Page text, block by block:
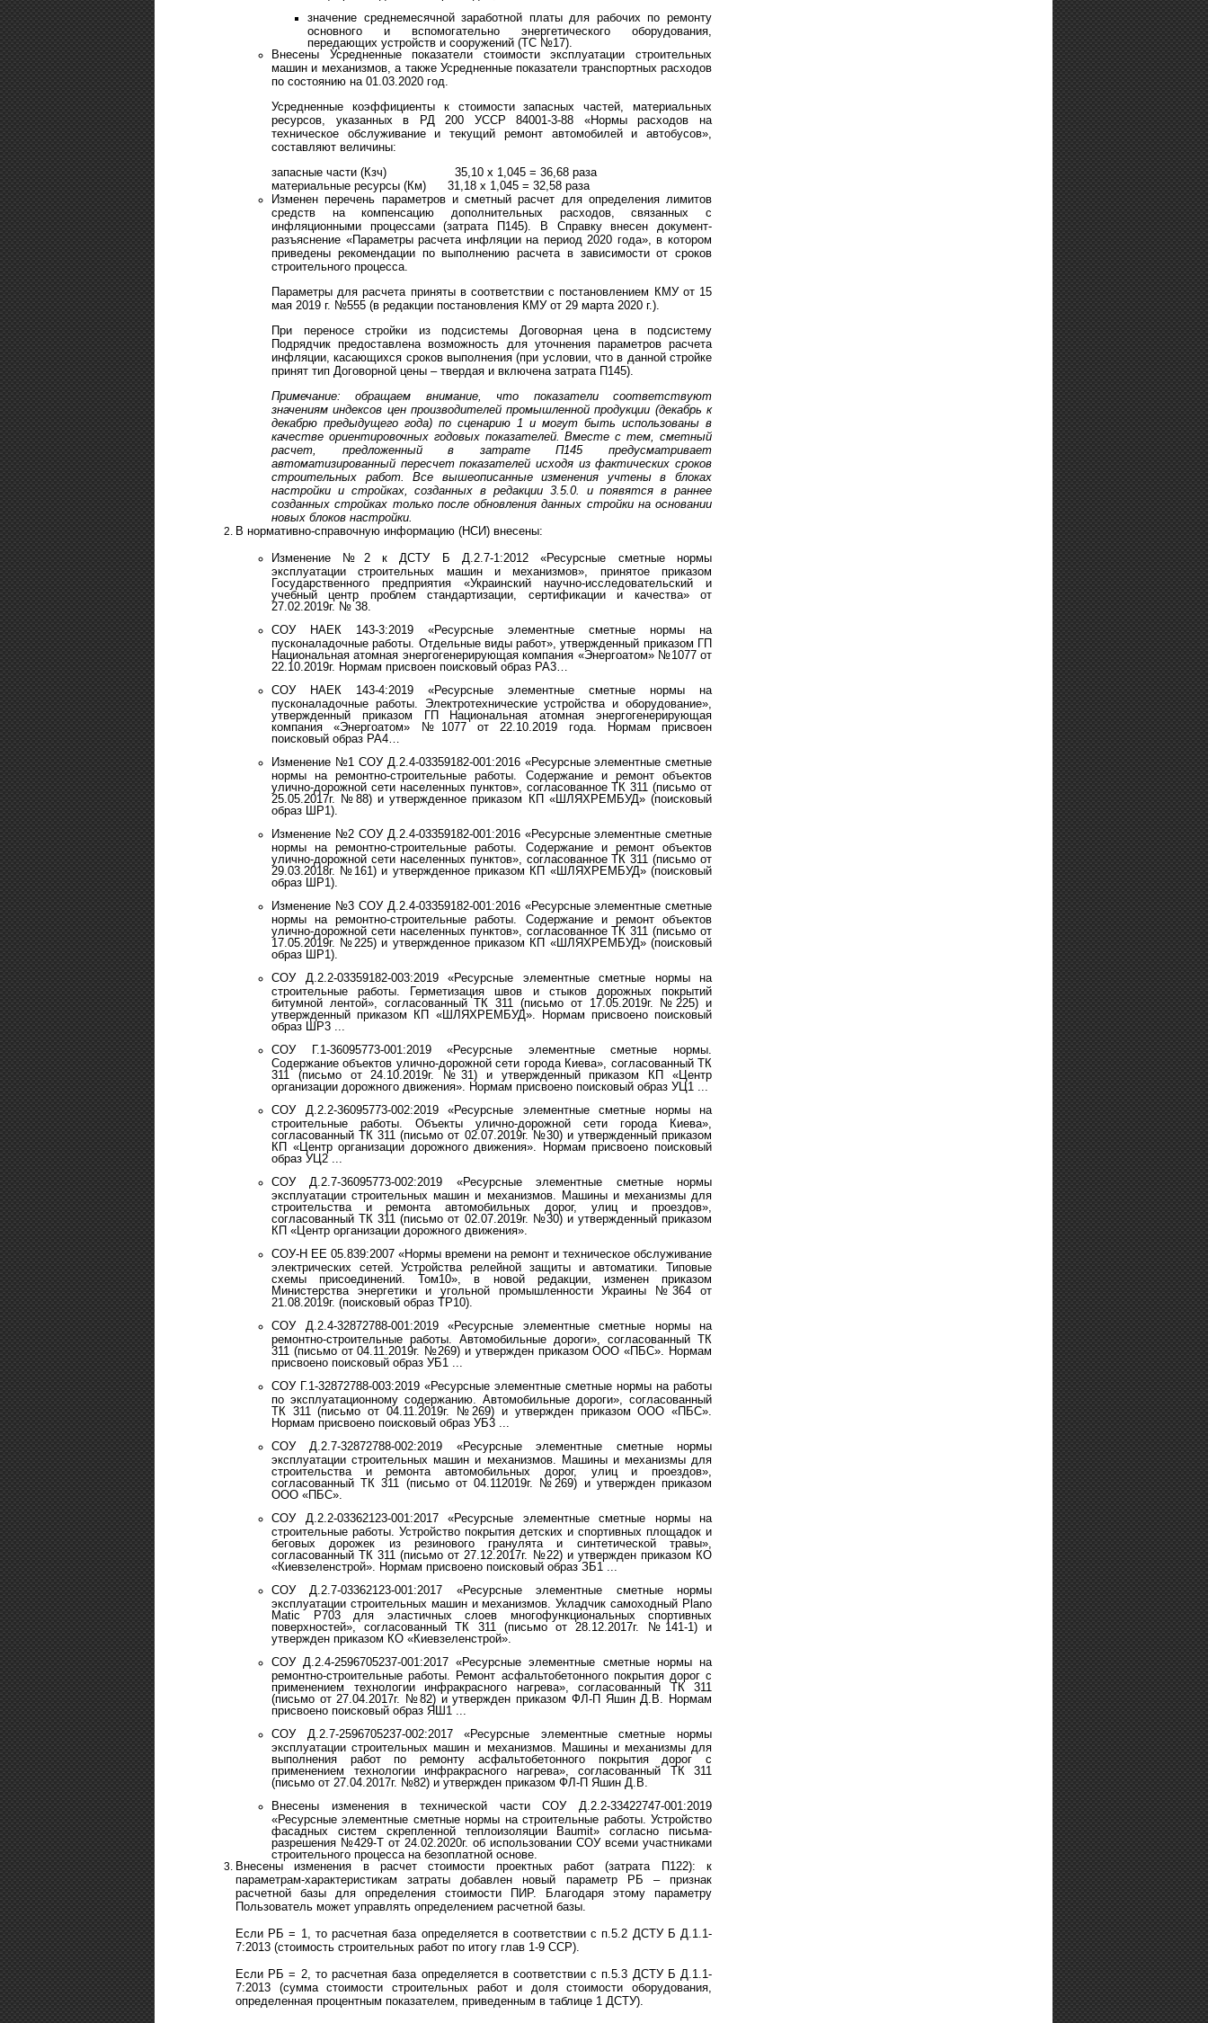
значение среднемесячной заработной платы для рабочих по ремонту
основного и вспомогательно энергетического оборудования,
передающих устройств и сооружений (ТС №17).
Внесены Усредненные показатели стоимости эксплуатации строительных
машин и механизмов, а также Усредненные показатели транспортных расходов
по состоянию на 01.03.2020 год.
Усредненные коэффициенты к стоимости запасных частей, материальных
ресурсов, указанных в РД 200 УССР 84001-3-88 «Нормы расходов на
техническое обслуживание и текущий ремонт автомобилей и автобусов»,
составляют величины:
запасные части (Кзч) 35,10 х 1,045 = 36,68 раза
материальные ресурсы (Км) 31,18 х 1,045 = 32,58 раза
Изменен перечень параметров и сметный расчет для определения лимитов
средств на компенсацию дополнительных расходов, связанных с
инфляционными процессами (затрата П145). В Справку внесен документ-
разъяснение «Параметры расчета инфляции на период 2020 года», в котором
приведены рекомендации по выполнению расчета в зависимости от сроков
строительного процесса.
Параметры для расчета приняты в соответствии с постановлением КМУ от 15
мая 2019 г. №555 (в редакции постановления КМУ от 29 марта 2020 г.).
При переносе стройки из подсистемы Договорная цена в подсистему
Подрядчик предоставлена возможность для уточнения параметров расчета
инфляции, касающихся сроков выполнения (при условии, что в данной стройке
принят тип Договорной цены – твердая и включена затрата П145).
Примечание: обращаем внимание, что показатели соответствуют
значениям индексов цен производителей промышленной продукции (декабрь к
декабрю предыдущего года) по сценарию 1 и могут быть использованы в
качестве ориентировочных годовых показателей. Вместе с тем, сметный
расчет, предложенный в затрате П145 предусматривает
автоматизированный пересчет показателей исходя из фактических сроков
строительных работ. Все вышеописанные изменения учтены в блоках
настройки и стройках, созданных в редакции 3.5.0. и появятся в раннее
созданных стройках только после обновления данных стройки на основании
новых блоков настройки.
В нормативно-справочную информацию (НСИ) внесены:
Изменение №2 к ДСТУ Б Д.2.7-1:2012 «Ресурсные сметные нормы
эксплуатации строительных машин и механизмов», принятое приказом
Государственного предприятия «Украинский научно-исследовательский и
учебный центр проблем стандартизации, сертификации и качества» от
27.02.2019г. № 38.
СОУ НАЕК 143-3:2019 «Ресурсные элементные сметные нормы на
пусконаладочные работы. Отдельные виды работ», утвержденный приказом ГП
Национальная атомная энергогенерирующая компания «Энергоатом» №1077 от
22.10.2019г. Нормам присвоен поисковый образ РА3…
СОУ НАЕК 143-4:2019 «Ресурсные элементные сметные нормы на
пусконаладочные работы. Электротехнические устройства и оборудование»,
утвержденный приказом ГП Национальная атомная энергогенерирующая
компания «Энергоатом» №1077 от 22.10.2019 года. Нормам присвоен
поисковый образ РА4…
Изменение №1 СОУ Д.2.4-03359182-001:2016 «Ресурсные элементные сметные
нормы на ремонтно-строительные работы. Содержание и ремонт объектов
улично-дорожной сети населенных пунктов», согласованное ТК 311 (письмо от
25.05.2017г. №88) и утвержденное приказом КП «ШЛЯХРЕМБУД» (поисковый
образ ШР1).
Изменение №2 СОУ Д.2.4-03359182-001:2016 «Ресурсные элементные сметные
нормы на ремонтно-строительные работы. Содержание и ремонт объектов
улично-дорожной сети населенных пунктов», согласованное ТК 311 (письмо от
29.03.2018г. №161) и утвержденное приказом КП «ШЛЯХРЕМБУД» (поисковый
образ ШР1).
Изменение №3 СОУ Д.2.4-03359182-001:2016 «Ресурсные элементные сметные
нормы на ремонтно-строительные работы. Содержание и ремонт объектов
улично-дорожной сети населенных пунктов», согласованное ТК 311 (письмо от
17.05.2019г. №225) и утвержденное приказом КП «ШЛЯХРЕМБУД» (поисковый
образ ШР1).
СОУ Д.2.2-03359182-003:2019 «Ресурсные элементные сметные нормы на
строительные работы. Герметизация швов и стыков дорожных покрытий
битумной лентой», согласованный ТК 311 (письмо от 17.05.2019г. №225) и
утвержденный приказом КП «ШЛЯХРЕМБУД». Нормам присвоено поисковый
образ ШР3 ...
СОУ Г.1-36095773-001:2019 «Ресурсные элементные сметные нормы.
Содержание объектов улично-дорожной сети города Киева», согласованный ТК
311 (письмо от 24.10.2019г. №31) и утвержденный приказом КП «Центр
организации дорожного движения». Нормам присвоено поисковый образ УЦ1 ...
СОУ Д.2.2-36095773-002:2019 «Ресурсные элементные сметные нормы на
строительные работы. Объекты улично-дорожной сети города Киева»,
согласованный ТК 311 (письмо от 02.07.2019г. №30) и утвержденный приказом
КП «Центр организации дорожного движения». Нормам присвоено поисковый
образ УЦ2 ...
СОУ Д.2.7-36095773-002:2019 «Ресурсные элементные сметные нормы
эксплуатации строительных машин и механизмов. Машины и механизмы для
строительства и ремонта автомобильных дорог, улиц и проездов»,
согласованный ТК 311 (письмо от 02.07.2019г. №30) и утвержденный приказом
КП «Центр организации дорожного движения».
СОУ-Н ЕЕ 05.839:2007 «Нормы времени на ремонт и техническое обслуживание
электрических сетей. Устройства релейной защиты и автоматики. Типовые
схемы присоединений. Том10», в новой редакции, изменен приказом
Министерства энергетики и угольной промышленности Украины №364 от
21.08.2019г. (поисковый образ ТР10).
СОУ Д.2.4-32872788-001:2019 «Ресурсные элементные сметные нормы на
ремонтно-строительные работы. Автомобильные дороги», согласованный ТК
311 (письмо от 04.11.2019г. №269) и утвержден приказом ООО «ПБС». Нормам
присвоено поисковый образ УБ1 ...
СОУ Г.1-32872788-003:2019 «Ресурсные элементные сметные нормы на работы
по эксплуатационному содержанию. Автомобильные дороги», согласованный
ТК 311 (письмо от 04.11.2019г. №269) и утвержден приказом ООО «ПБС».
Нормам присвоено поисковый образ УБ3 ...
СОУ Д.2.7-32872788-002:2019 «Ресурсные элементные сметные нормы
эксплуатации строительных машин и механизмов. Машины и механизмы для
строительства и ремонта автомобильных дорог, улиц и проездов»,
согласованный ТК 311 (письмо от 04.112019г. №269) и утвержден приказом
ООО «ПБС».
СОУ Д.2.2-03362123-001:2017 «Ресурсные элементные сметные нормы на
строительные работы. Устройство покрытия детских и спортивных площадок и
беговых дорожек из резинового гранулята и синтетической травы»,
согласованный ТК 311 (письмо от 27.12.2017г. №22) и утвержден приказом КО
«Киевзеленстрой». Нормам присвоено поисковый образ ЗБ1 ...
СОУ Д.2.7-03362123-001:2017 «Ресурсные элементные сметные нормы
эксплуатации строительных машин и механизмов. Укладчик самоходный Plano
Matic P703 для эластичных слоев многофункциональных спортивных
поверхностей», согласованный ТК 311 (письмо от 28.12.2017г. №141-1) и
утвержден приказом КО «Киевзеленстрой».
СОУ Д.2.4-2596705237-001:2017 «Ресурсные элементные сметные нормы на
ремонтно-строительные работы. Ремонт асфальтобетонного покрытия дорог с
применением технологии инфракрасного нагрева», согласованный ТК 311
(письмо от 27.04.2017г. №82) и утвержден приказом ФЛ-П Яшин Д.В. Нормам
присвоено поисковый образ ЯШ1 ...
СОУ Д.2.7-2596705237-002:2017 «Ресурсные элементные сметные нормы
эксплуатации строительных машин и механизмов. Машины и механизмы для
выполнения работ по ремонту асфальтобетонного покрытия дорог с
применением технологии инфракрасного нагрева», согласованный ТК 311
(письмо от 27.04.2017г. №82) и утвержден приказом ФЛ-П Яшин Д.В.
Внесены изменения в технической части СОУ Д.2.2-33422747-001:2019
«Ресурсные элементные сметные нормы на строительные работы. Устройство
фасадных систем скрепленной теплоизоляции Baumit» согласно письма-
разрешения №429-Т от 24.02.2020г. об использовании СОУ всеми участниками
строительного процесса на безоплатной основе.
Внесены изменения в расчет стоимости проектных работ (затрата П122): к
параметрам-характеристикам затраты добавлен новый параметр РБ – признак
расчетной базы для определения стоимости ПИР. Благодаря этому параметру
Пользователь может управлять определением расчетной базы.
Если РБ = 1, то расчетная база определяется в соответствии с п.5.2 ДСТУ Б Д.1.1-
7:2013 (стоимость строительных работ по итогу глав 1-9 ССР).
Если РБ = 2, то расчетная база определяется в соответствии с п.5.3 ДСТУ Б Д.1.1-
7:2013 (сумма стоимости строительных работ и доля стоимости оборудования,
определенная процентным показателем, приведенным в таблице 1 ДСТУ).